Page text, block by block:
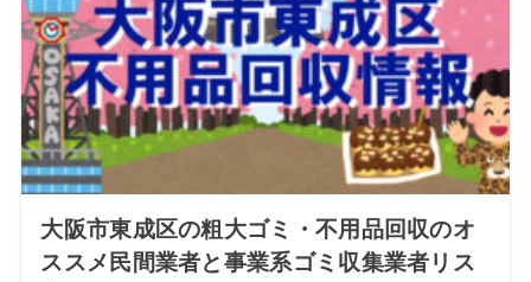
大阪市東成区の粗大ゴミ・不用品回収のオ
ススメ民間業者と事業系ゴミ収集業者リス